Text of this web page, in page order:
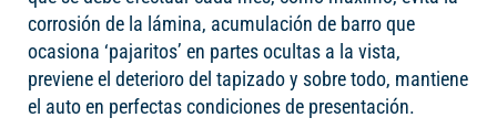
corrosión de la lámina, acumulación de barro que
ocasiona ‘pajaritos’ en partes ocultas a la vista,
previene el deterioro del tapizado y sobre todo, mantiene
el auto en perfectas condiciones de presentación.